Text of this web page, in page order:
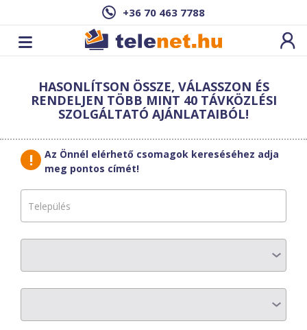
+36 70 463 7788
Ez a csomag sajnos nem elérhető az Ön
címén.Megnézem másik címen!
vissza a szolgáltatásokhoz
AZ ELŐFIZETÉS RÉSZLETEI
Egyszeri díj: 8000 Ft
Helyszínen fizetendő: 7000 Ft + havidíj
HASONLÍTSON ÖSSZE, VÁLASSZON ÉS
RENDELJEN TÖBB MINT 40 TÁVKÖZLÉSI
SZOLGÁLTATÓ AJÁNLATAIBÓL!
Az Önnél elérhető csomagok kereséséhez adja
meg pontos címét!